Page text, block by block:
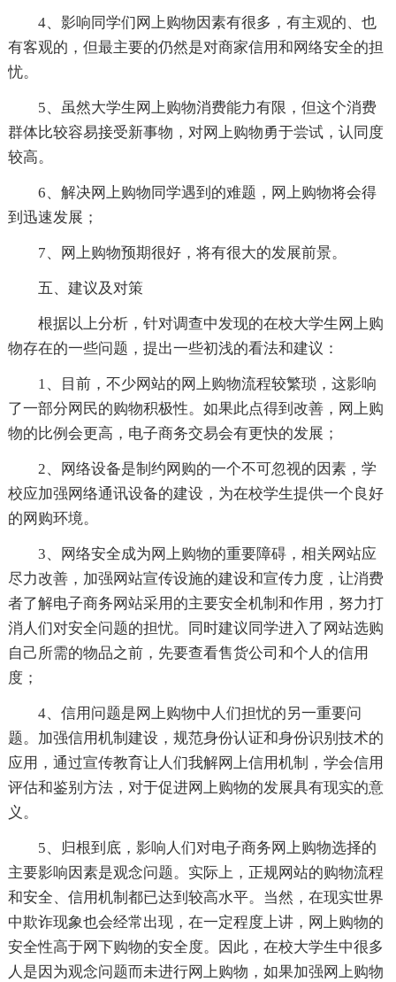
4、影响同学们网上购物因素有很多，有主观的、也
有客观的，但最主要的仍然是对商家信用和网络安全的担
忧。
5、虽然大学生网上购物消费能力有限，但这个消费
群体比较容易接受新事物，对网上购物勇于尝试，认同度
较高。
6、解决网上购物同学遇到的难题，网上购物将会得
到迅速发展；
7、网上购物预期很好，将有很大的发展前景。
五、建议及对策
根据以上分析，针对调查中发现的在校大学生网上购
物存在的一些问题，提出一些初浅的看法和建议：
1、目前，不少网站的网上购物流程较繁琐，这影响
了一部分网民的购物积极性。如果此点得到改善，网上购
物的比例会更高，电子商务交易会有更快的发展；
2、网络设备是制约网购的一个不可忽视的因素，学
校应加强网络通讯设备的建设，为在校学生提供一个良好
的网购环境。
3、网络安全成为网上购物的重要障碍，相关网站应
尽力改善，加强网站宣传设施的建设和宣传力度，让消费
者了解电子商务网站采用的主要安全机制和作用，努力打
消人们对安全问题的担忧。同时建议同学进入了网站选购
自己所需的物品之前，先要查看售货公司和个人的信用
度；
4、信用问题是网上购物中人们担忧的另一重要问
题。加强信用机制建设，规范身份认证和身份识别技术的
应用，通过宣传教育让人们我解网上信用机制，学会信用
评估和鉴别方法，对于促进网上购物的发展具有现实的意
义。
5、归根到底，影响人们对电子商务网上购物选择的
主要影响因素是观念问题。实际上，正规网站的购物流程
和安全、信用机制都已达到较高水平。当然，在现实世界
中欺诈现象也会经常出现，在一定程度上讲，网上购物的
安全性高于网下购物的安全度。因此，在校大学生中很多
人是因为观念问题而未进行网上购物，如果加强网上购物